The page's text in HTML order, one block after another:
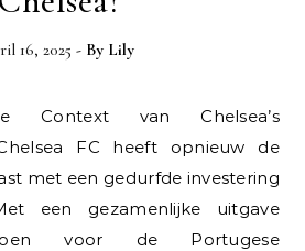
16, 2025 - By Lily
FC heeft opnieuw de
met een gedurfde investering
een gezamenlijke uitgave
voor de Portugese